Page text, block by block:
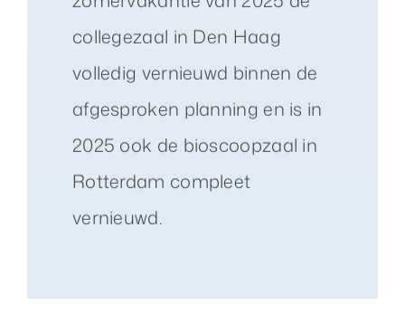
collegezaal in Den Haag
volledig vernieuwd binnen de
afgesproken planning en is in
2025 ook de bioscoopzaal in
Rotterdam compleet
vernieuwd.